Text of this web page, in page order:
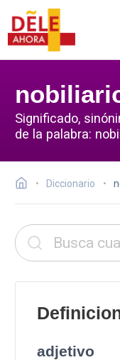
Significado,
de la palabra:
Diccionario
adjetivo